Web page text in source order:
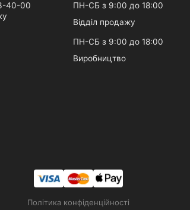
40-00
ПН-СБ з 9:00 до 18:00
Відділ продажу
ПН-СБ з 9:00 до 18:00
Виробництво
Політика конфіденційності